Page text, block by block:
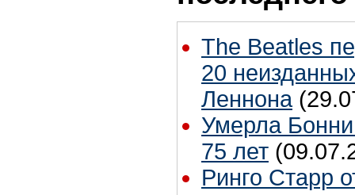
The Beatles
20
Леннона
Умерла
75 лет
Ринго Старр